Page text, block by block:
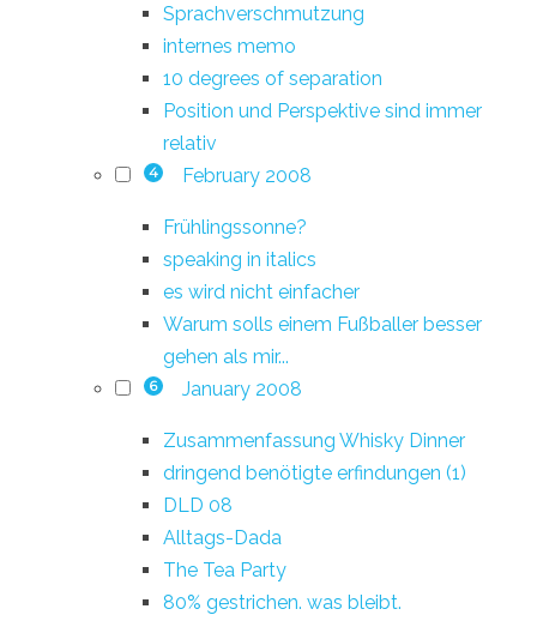
Sprachverschmutzung
internes memo
10 degrees of separation
Position und Perspektive sind immer
relativ
4 February 2008
Frühlingssonne?
speaking in italics
es wird nicht einfacher
Warum solls einem Fußballer besser
gehen als mir...
6 January 2008
Zusammenfassung Whisky Dinner
dringend benötigte erfindungen (1)
DLD 08
Alltags-Dada
The Tea Party
80% gestrichen. was bleibt.